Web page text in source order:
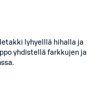
lyhyelllä hihalla ja
yhdistellä farkkujen ja